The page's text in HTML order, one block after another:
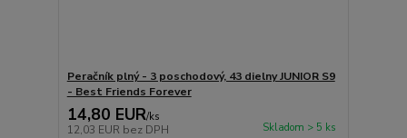
Peračník plný - 3 poschodový, 43 dielny JUNIOR S9
- Best Friends Forever
14,80 EUR/ks
12,03 EUR bez DPH Skladom > 5 ks